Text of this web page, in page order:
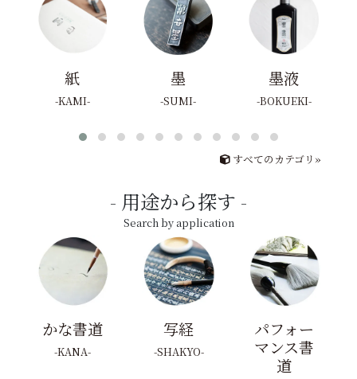
紙
KAMI
墨
SUMI
墨液
BOKUEKI
すべてのカテゴリ»
用途から探す
Search by application
かな書道
KANA
写経
SHAKYO
パフォー
マンス書
道